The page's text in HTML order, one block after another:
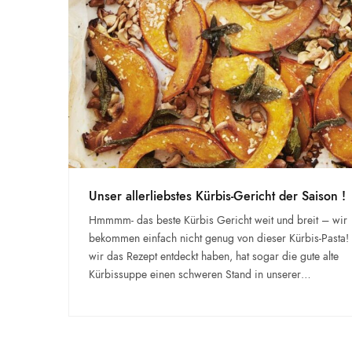
Unser allerliebstes Kürbis-Gericht der Saison !
Hmmmm- das beste Kürbis Gericht weit und breit – wir
bekommen einfach nicht genug von dieser Kürbis-Pasta!
wir das Rezept entdeckt haben, hat sogar die gute alte
Kürbissuppe einen schweren Stand in unserer…